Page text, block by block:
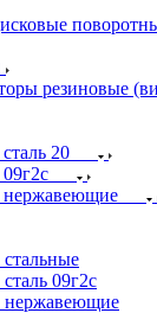
резиновые
20
нержавеющие
09г2с
нержавеющие